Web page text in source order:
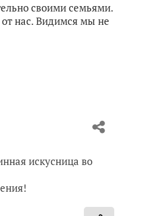
своими семьями.
нас. Видимся мы не
искусница во